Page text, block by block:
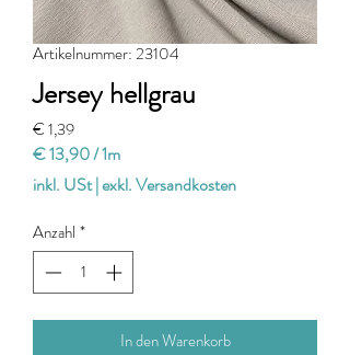
Artikelnummer: 23104
Jersey hellgrau
€ 1,39Preis
€ 13,90/1m
€ 13,90
pro
1
Meter
inkl. USt|exkl. Versandkosten
Anzahl *
In den Warenkorb